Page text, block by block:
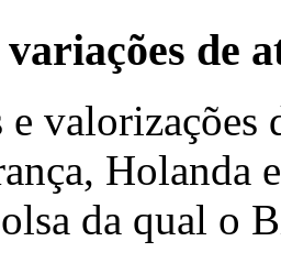
variações de
e valorizações
Holanda
da qual o